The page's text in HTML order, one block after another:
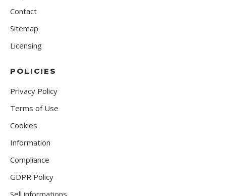
Contact
Sitemap
Licensing
POLICIES
Privacy Policy
Terms of Use
Cookies
Information
Compliance
GDPR Policy